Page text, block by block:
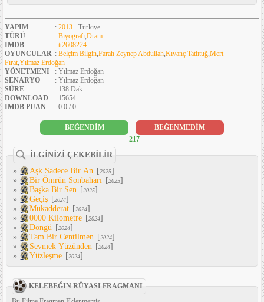
YAPIM : 2013 - Türkiye
TÜRÜ
: Biyografi,Dram
IMDB
: tt2608224
OYUNCULAR : Belçim Bilgin,Farah Zeynep Abdullah,Kıvanç Tatlıtuğ,Mert
Fırat,Yılmaz Erdoğan
YÖNETMENI
: Yılmaz Erdoğan
SENARYO
: Yılmaz Erdoğan
SÜRE
: 138 Dak.
DOWNLOAD
: 15654
IMDB PUAN
: 0.0 / 0
BEĞENDİM
BEĞENMEDİM
+217
İLGİNİZİ ÇEKEBİLİR
»
Aşk Sadece Bir An [2025]
»
Bir Ömrün Sonbaharı [2025]
»
Başka Bir Sen [2025]
»
Geçiş [2024]
»
Mukadderat [2024]
»
0000 Kilometre [2024]
»
Döngü [2024]
»
Tam Bir Centilmen [2024]
»
Sevmek Yüzünden [2024]
»
Yüzleşme [2024]
KELEBEĞIN RÜYASI FRAGMANI